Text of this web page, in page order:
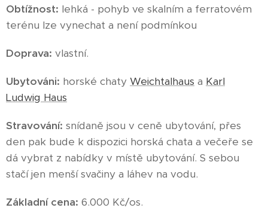
Obtížnost: lehká - pohyb ve skalním a ferratovém
terénu lze vynechat a není podmínkou
Doprava: vlastní.
Ubytováni: horské chaty Weichtalhaus a Karl
Ludwig Haus
Stravování: snídaně jsou v ceně ubytování, přes
den pak bude k dispozici horská chata a večeře se
dá vybrat z nabídky v místě ubytování. S sebou
stačí jen menší svačiny a láhev na vodu.
Základní cena: 6.000 Kč/os.